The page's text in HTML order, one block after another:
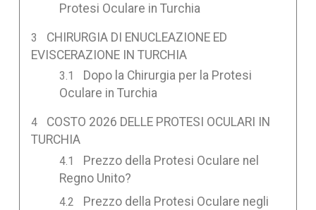
Protesi Oculare in Turchia
CHIRURGIA DI ENUCLEAZIONE ED
EVISCERAZIONE IN TURCHIA
Dopo la Chirurgia per la Protesi
Oculare in Turchia
COSTO 2026 DELLE PROTESI OCULARI IN
TURCHIA
Prezzo della Protesi Oculare nel
Regno Unito?
Prezzo della Protesi Oculare negli